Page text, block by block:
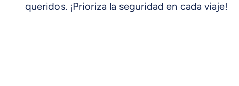
queridos. ¡Prioriza la seguridad en cada viaje!